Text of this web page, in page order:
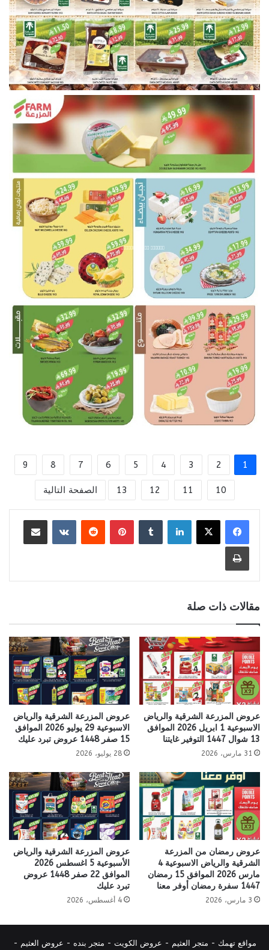
1
2
3
4
5
6
7
8
9
10
11
12
13 الصفحة التالية
لينكدإن بينتيريست مشاركة عبر البريد
طباعة
مقالات ذات صلة
عروض المزرعة الشرقية والرياض
الاسبوعية 1 ابريل 2026 الموافق
13 شوال 1447 التوفير غايتنا
31 مارس، 2026
عروض المزرعة الشرقية والرياض
الاسبوعية 29 يوليو 2026 الموافق
15 صفر 1448 عروض تبرد عليك
28 يوليو، 2026
عروض رمضان من المزرعة
الشرقية والرياض الاسبوعية 4
مارس 2026 الموافق 15 رمضان
1447 سفرة رمضان أوفر معنا
3 مارس، 2026
عروض المزرعة الشرقية والرياض
الأسبوعية 5 اغسطس 2026
الموافق 22 صفر 1448 عروض
تبرد عليك
4 أغسطس، 2026
مواقع تهمك - متجر العثيم - عروض الكويت - متجر بنده - عروض العثيم -